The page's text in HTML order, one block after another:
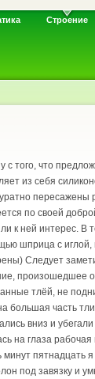
Строение
с того, что
из себя
по своей
к ней
с иглой,
Следует
тлёй, не
большая часть
вниз и
на глаза
под завязку и